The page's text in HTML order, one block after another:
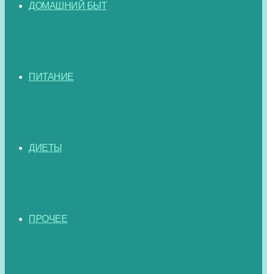
ДОМАШНИЙ БЫТ
ПИТАНИЕ
ДИЕТЫ
ПРОЧЕЕ